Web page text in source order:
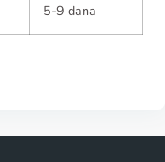
5-9 dana